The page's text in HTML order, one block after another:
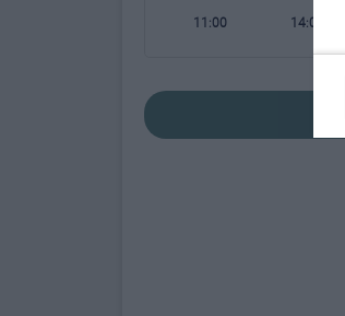
11:00 14:00